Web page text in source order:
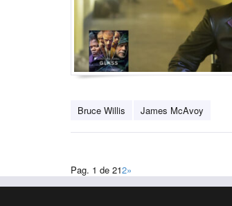
Bruce Willis James McAvoy
Pag. 1 de 212»